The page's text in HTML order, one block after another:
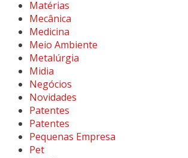
Matérias
Mecânica
Medicina
Meio Ambiente
Metalúrgia
Midia
Negócios
Novidades
Patentes
Patentes
Pequenas Empresa
Pet